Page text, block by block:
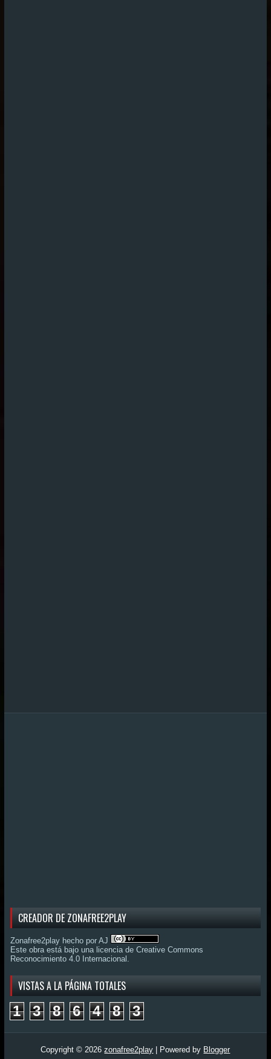
CREADOR DE ZONAFREE2PLAY
Zonafree2play hecho por AJ
Este obra está bajo una licencia de Creative Commons
Reconocimiento 4.0 Internacional
VISTAS A LA PÁGINA TOTALES
1 3 8 6 4 8 3
Copyright © 2026zonafree2play | Powered by Blogger